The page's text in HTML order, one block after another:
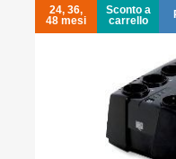
24, 36,
48 mesi
Sconto a
carrello